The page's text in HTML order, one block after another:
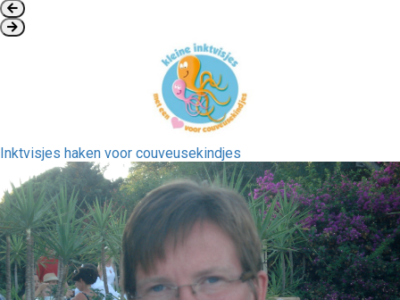
Inktvisjes haken voor couveusekindjes